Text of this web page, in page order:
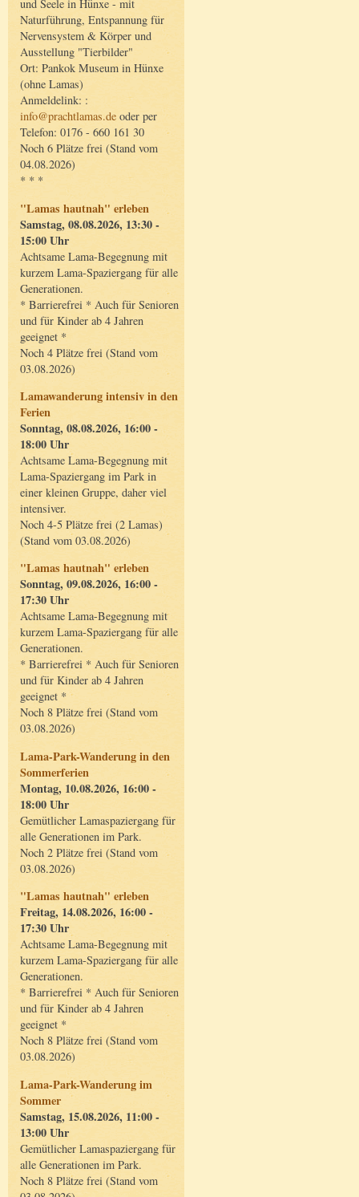
und Seele in Hünxe - mit
Naturführung, Entspannung für
Nervensystem & Körper und
Ausstellung "Tierbilder"
Ort: Pankok Museum in Hünxe
(ohne Lamas)
Anmeldelink: :
info@prachtlamas.de oder per
Telefon: 0176 - 660 161 30
Noch 6 Plätze frei (Stand vom
04.08.2026)
* * *
"Lamas hautnah" erleben
Samstag, 08.08.2026, 13:30 -
15:00 Uhr
Achtsame Lama-Begegnung mit
kurzem Lama-Spaziergang für alle
Generationen.
* Barrierefrei * Auch für Senioren
und für Kinder ab 4 Jahren
geeignet *
Noch 4 Plätze frei (Stand vom
03.08.2026)
Lamawanderung intensiv in den
Ferien
Sonntag, 08.08.2026, 16:00 -
18:00 Uhr
Achtsame Lama-Begegnung mit
Lama-Spaziergang im Park in
einer kleinen Gruppe, daher viel
intensiver.
Noch 4-5 Plätze frei (2 Lamas)
(Stand vom 03.08.2026)
"Lamas hautnah" erleben
Sonntag, 09.08.2026, 16:00 -
17:30 Uhr
Achtsame Lama-Begegnung mit
kurzem Lama-Spaziergang für alle
Generationen.
* Barrierefrei * Auch für Senioren
und für Kinder ab 4 Jahren
geeignet *
Noch 8 Plätze frei (Stand vom
03.08.2026)
Lama-Park-Wanderung in den
Sommerferien
Montag, 10.08.2026, 16:00 -
18:00 Uhr
Gemütlicher Lamaspaziergang für
alle Generationen im Park.
Noch 2 Plätze frei (Stand vom
03.08.2026)
"Lamas hautnah" erleben
Freitag, 14.08.2026, 16:00 -
17:30 Uhr
Achtsame Lama-Begegnung mit
kurzem Lama-Spaziergang für alle
Generationen.
* Barrierefrei * Auch für Senioren
und für Kinder ab 4 Jahren
geeignet *
Noch 8 Plätze frei (Stand vom
03.08.2026)
Lama-Park-Wanderung im
Sommer
Samstag, 15.08.2026, 11:00 -
13:00 Uhr
Gemütlicher Lamaspaziergang für
alle Generationen im Park.
Noch 8 Plätze frei (Stand vom